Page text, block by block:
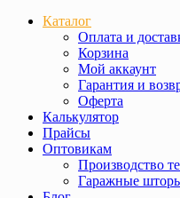
Каталог
Оплата и
Корзина
Мой аккаунт
Гарантия и
Оферта
Калькулятор
Прайсы
Оптовикам
Производство
Гаражные